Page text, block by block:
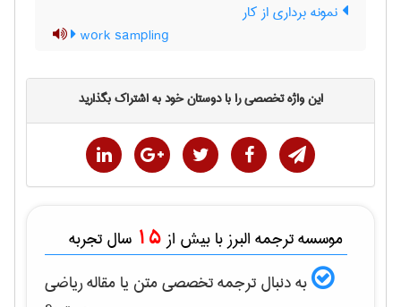
نمونه برداری از کار
work sampling
این واژه تخصصی را با دوستان خود به اشتراک بگذارید
موسسه ترجمه البرز با بیش از 15 سال تجربه
به دنبال ترجمه تخصصی متن یا مقالهرياضی